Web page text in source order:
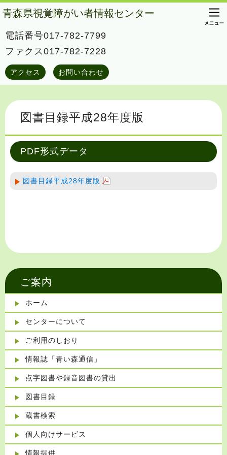
青森県視覚障がい者情報センター
電話番号017-782-7799
ファクス017-782-7228
アクセス お問い合わせ
図書目録平成28年度版
PDF形式データ
図書目録平成28年度版
ご案内
ホーム
センターについて
ご利用のしおり
情報誌「青い森通信」
点字図書や録音図書の貸出
図書目録
蔵書検索
個人向けサービス
情報提供